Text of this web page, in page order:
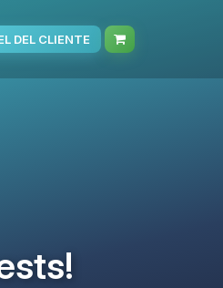
DEL CLIENTE